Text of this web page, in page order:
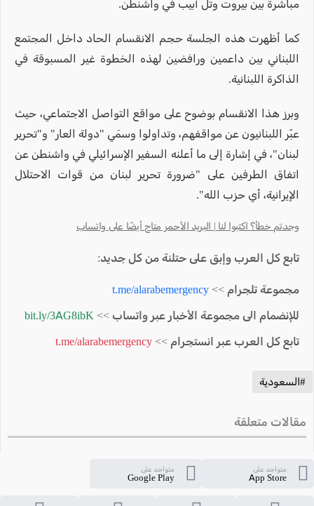
مباشرة بين بيروت وتل أبيب في واشنطن.
كما أظهرت هذه الجلسة حجم الانقسام الحاد داخل المجتمع
اللبناني بين داعمين ورافضين لهذه الخطوة غير المسبوقة في
الذاكرة اللبنانية.
وبرز هذا الانقسام بوضوح على مواقع التواصل الاجتماعي، حيث
عبّر اللبنانيون عن مواقفهم، وتداولوا وسمَي "دولة العار" و"تحرير
لبنان"، في إشارة إلى ما أعلنه السفير الإسرائيلي في واشنطن عن
اتفاق الطرفين على "ضرورة تحرير لبنان من قوات الاحتلال
الإيرانية، أي حزب الله".
وجدتم خطأ؟ اكتبوا لنا | البريد الأحمر متاح أيضًا على واتساب
تابع كل العرب وإبق على حتلنة من كل جديد:
مجموعة تلجرام >> t.me/alarabemergency
للإنضمام الى مجموعة الأخبار عبر واتساب >> bit.ly/3AG8ibK
تابع كل العرب عبر انستجرام >> t.me/alarabemergency
#السعودية
مقالات متعلقة
متواجد على
App Store
متواجد على
Google Play